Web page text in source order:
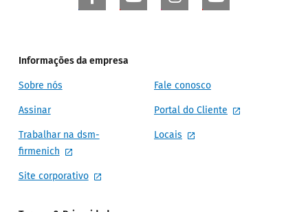
Informações da empresa
Sobre nós Fale conosco
Assinar Portal do Cliente
Trabalhar na dsm-
firmenich
Locais
Site corporativo